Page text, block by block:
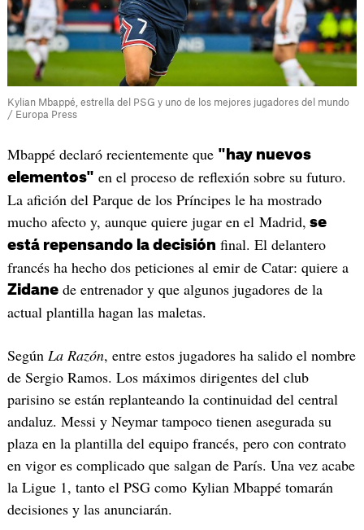
Kylian Mbappé, estrella del PSG y uno de los mejores jugadores del mundo
/ Europa Press
Mbappé declaró recientemente que "hay nuevos
elementos" en el proceso de reflexión sobre su futuro.
La afición del Parque de los Príncipes le ha mostrado
mucho afecto y, aunque quiere jugar en el Madrid, se
está repensando la decisión final. El delantero
francés ha hecho dos peticiones al emir de Catar: quiere a
Zidanede entrenador y que algunos jugadores de la
actual plantilla hagan las maletas.
Según La Razón, entre estos jugadores ha salido el nombre
de Sergio Ramos. Los máximos dirigentes del club
parisino se están replanteando la continuidad del central
andaluz. Messi y Neymar tampoco tienen asegurada su
plaza en la plantilla del equipo francés, pero con contrato
en vigor es complicado que salgan de París. Una vez acabe
la Ligue 1, tanto el PSG como Kylian Mbappé tomarán
decisiones y las anunciarán.